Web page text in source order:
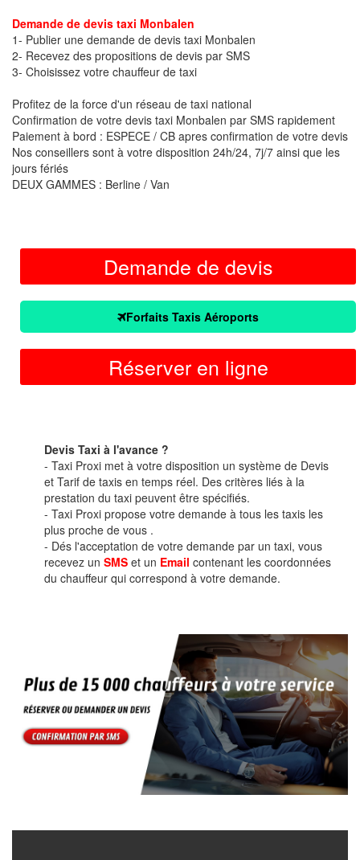
Demande de devis taxi Monbalen
1- Publier une demande de devis taxi Monbalen
2- Recevez des propositions de devis par SMS
3- Choisissez votre chauffeur de taxi
Profitez de la force d'un réseau de taxi national
Confirmation de votre devis taxi Monbalen par SMS rapidement
Paiement à bord : ESPECE / CB apres confirmation de votre devis
Nos conseillers sont à votre disposition 24h/24, 7j/7 ainsi que les
jours fériés
DEUX GAMMES : Berline / Van
Demande de devis
Forfaits Taxis Aéroports
Réserver en ligne
Devis Taxi à l'avance ?
- Taxi Proxi met à votre disposition un système de Devis
et Tarif de taxis en temps réel. Des critères liés à la
prestation du taxi peuvent être spécifiés.
- Taxi Proxi propose votre demande à tous les taxis les
plus proche de vous .
- Dés l'acceptation de votre demande par un taxi, vous
recevez un SMS et un Email contenant les coordonnées
du chauffeur qui correspond à votre demande.